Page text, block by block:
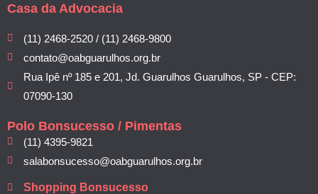
Casa da Advocacia
(11) 2468-2520 / (11) 2468-9800
contato@oabguarulhos.org.br
Rua Ipê nº 185 e 201, Jd. Guarulhos Guarulhos, SP - CEP:
07090-130
Polo Bonsucesso / Pimentas
(11) 4395-9821
salabonsucesso@oabguarulhos.org.br
Shopping Bonsucesso